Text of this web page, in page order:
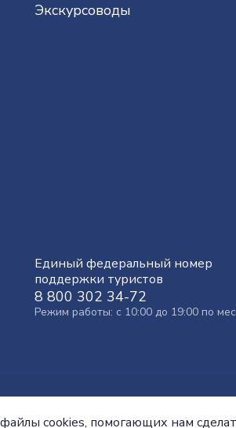
Экскурсоводы
Единый федеральный номер
поддержки туристов
8 800 302 34-72
Режим работы: с 10:00 до 19:00 по
cookies, помогающих нам